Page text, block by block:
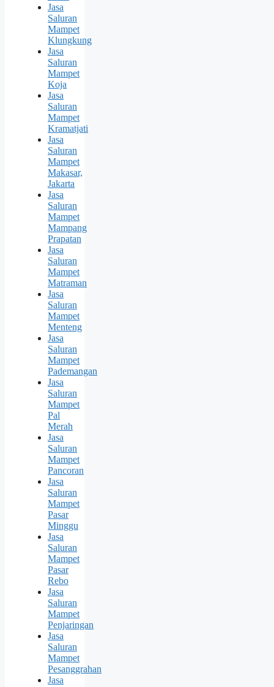
Jasa
Saluran
Mampet
Klungkung
Jasa
Saluran
Mampet
Koja
Jasa
Saluran
Mampet
Kramatjati
Jasa
Saluran
Mampet
Makasar,
Jakarta
Jasa
Saluran
Mampet
Mampang
Prapatan
Jasa
Saluran
Mampet
Matraman
Jasa
Saluran
Mampet
Menteng
Jasa
Saluran
Mampet
Pademangan
Jasa
Saluran
Mampet
Pal
Merah
Jasa
Saluran
Mampet
Pancoran
Jasa
Saluran
Mampet
Pasar
Minggu
Jasa
Saluran
Mampet
Pasar
Rebo
Jasa
Saluran
Mampet
Penjaringan
Jasa
Saluran
Mampet
Pesanggrahan
Jasa